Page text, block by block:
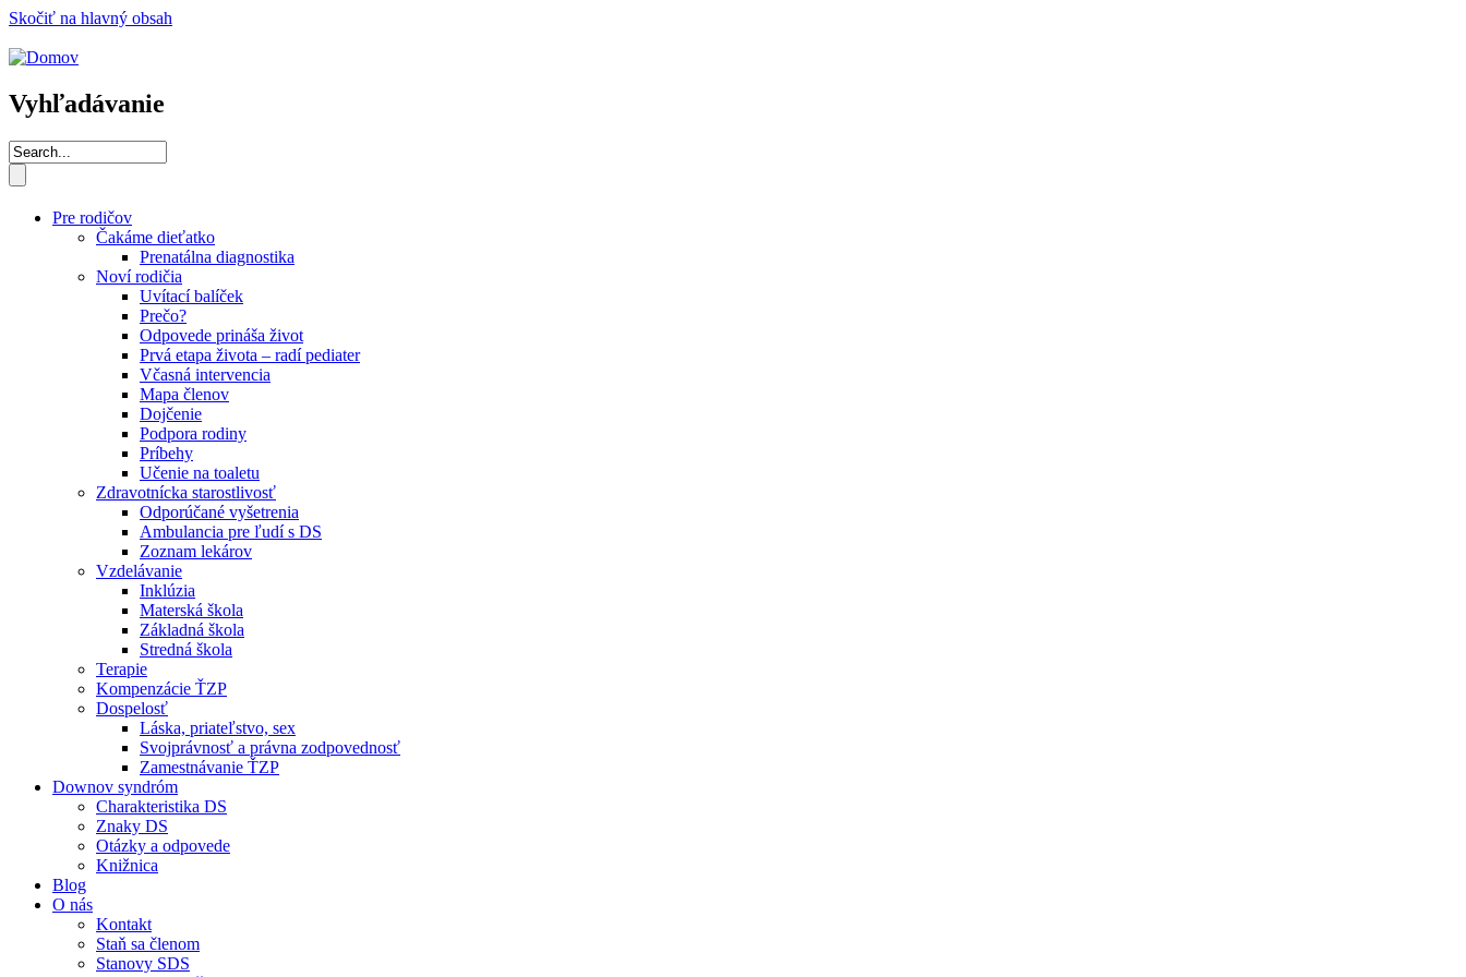
Skočiť na hlavný obsah
Vyhľadávanie
Pre rodičov
Čakáme dieťatko
Prenatálna diagnostika
Noví rodičia
Uvítací balíček
Prečo?
Odpovede prináša život
Prvá etapa života – radí pediater
Včasná intervencia
Mapa členov
Dojčenie
Podpora rodiny
Príbehy
Učenie na toaletu
Zdravotnícka starostlivosť
Odporúčané vyšetrenia
Ambulancia pre ľudí s DS
Zoznam lekárov
Vzdelávanie
Inklúzia
Materská škola
Základná škola
Stredná škola
Terapie
Kompenzácie ŤZP
Dospelosť
Láska, priateľstvo, sex
Svojprávnosť a právna zodpovednosť
Zamestnávanie ŤZP
Downov syndróm
Charakteristika DS
Znaky DS
Otázky a odpovede
Knižnica
Blog
O nás
Kontakt
Staň sa členom
Stanovy SDS